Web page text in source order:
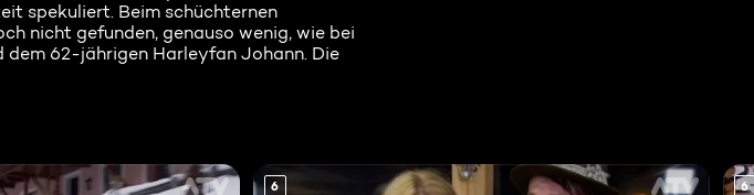
spekuliert. Beim schüchternen
nicht gefunden, genauso wenig, wie bei
62-jährigen Harleyfan Johann. Die
6 6